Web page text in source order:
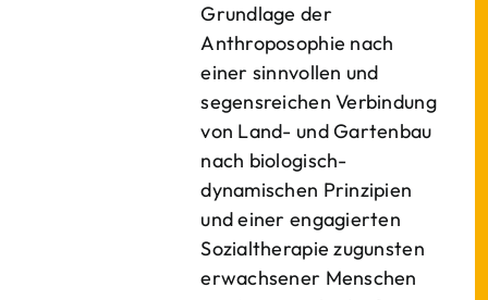
Grundlage der
Anthroposophie nach
einer sinnvollen und
segensreichen Verbindung
von Land- und Gartenbau
nach biologisch-
dynamischen Prinzipien
und einer engagierten
Sozialtherapie zugunsten
erwachsener Menschen